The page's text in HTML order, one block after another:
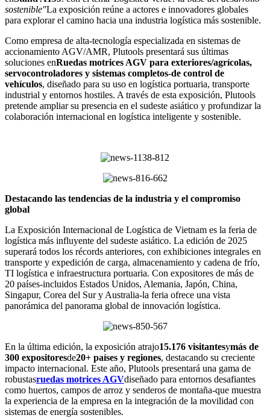
sostenible"La exposición reúne a actores e innovadores globales
para explorar el camino hacia una industria logística más sostenible.
Como empresa de alta-tecnología especializada en sistemas de
accionamiento AGV/AMR, Plutools presentará sus últimas
soluciones enRuedas motrices AGV para exteriores/agrícolas,
servocontroladores y sistemas completos-de control de
vehículos, diseñado para su uso en logística portuaria, transporte
industrial y entornos hostiles. A través de esta exposición, Plutools
pretende ampliar su presencia en el sudeste asiático y profundizar la
colaboración internacional en logística inteligente y sostenible.
Destacando las tendencias de la industria y el compromiso
global
La Exposición Internacional de Logística de Vietnam es la feria de
logística más influyente del sudeste asiático. La edición de 2025
superará todos los récords anteriores, con exhibiciones integrales en
transporte y expedición de carga, almacenamiento y cadena de frío,
TI logística e infraestructura portuaria. Con expositores de más de
20 países-incluidos Estados Unidos, Alemania, Japón, China,
Singapur, Corea del Sur y Australia-la feria ofrece una vista
panorámica del panorama global de innovación logística.
En la última edición, la exposición atrajo15.176 visitantesymás de
300 expositoresde20+ países y regiones, destacando su creciente
impacto internacional. Este año, Plutools presentará una gama de
robustasruedas motrices AGVdiseñado para entornos desafiantes
como huertos, campos de arroz y senderos de montaña-que muestra
la experiencia de la empresa en la integración de la movilidad con
sistemas de energía sostenibles.